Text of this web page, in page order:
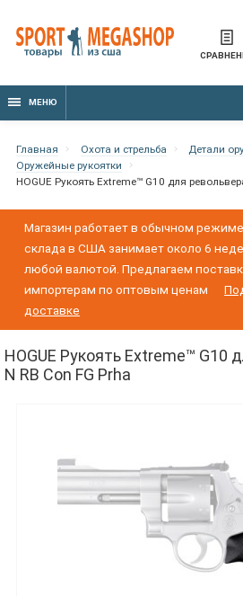
МЕНЮ
Главная Охота и стрельба
Детали
Оружейные рукоятки
HOGUE Рукоять Extreme™ G10 для
Магазин работает в обычном
склада в США занимает около 6
любой валютой. Предлагаем
импортерам по оптовым ценам
доставке
HOGUE Рукоять Extreme™ G10
N RB Con FG Prha